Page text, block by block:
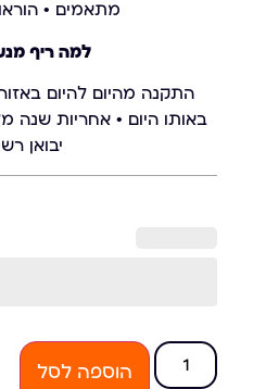
מתאמים •
למה ריף
התקנה מהיום להיום
באותו היום • אחריות שנה
יבואן
הוספה לסל